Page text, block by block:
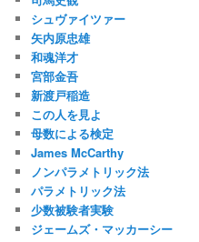
シュヴァイツァー
矢内原忠雄
和魂洋才
宮部金吾
新渡戸稲造
この人を見よ
母数による検定
James McCarthy
ノンパラメトリック法
パラメトリック法
少数被験者実験
ジェームズ・マッカーシー